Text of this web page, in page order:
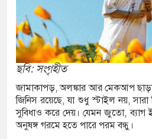
থেকে দ্বিতীয় দিন শেষ করল বাংলাদেশ
আরও ৩ শিশুর মৃত্যু
সেনাঘাঁটি ইরান সমর্থিত হুথির
ইয়ুথ চেঞ্জমেকার্স নেটওয়ার্কের
বৃক্ষরোপণ ও চারা বিতরণ কর্মসূচির উদ্বোধন
ছবি: সংগৃহীত
জামাকাপড়, অলঙ্কার আর মেকআপ
জিনিস রয়েছে, যা শুধু স্টাইল নয়, সারা
সুবিধাও করে দেয়। যেমন জুতো, ব্যাগ
অনুষঙ্গ গরমে হতে পারে পরম বন্ধু।